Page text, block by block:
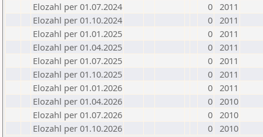
Elozahl per 01.07.2024
0 2011
Elozahl per 01.10.2024
0 2011
Elozahl per 01.01.2025
0 2011
Elozahl per 01.04.2025
0 2011
Elozahl per 01.07.2025
0 2011
Elozahl per 01.10.2025
0 2011
Elozahl per 01.01.2026
0 2011
Elozahl per 01.04.2026
0 2010
Elozahl per 01.07.2026
0 2010
Elozahl per 01.10.2026
0 2010